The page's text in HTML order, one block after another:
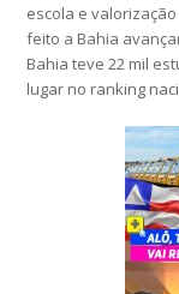
escola e
feito a Bahia
Bahia teve 22 mil
lugar no ranking